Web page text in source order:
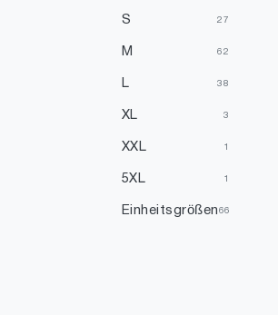
S 27
M 62
L 38
XL 3
XXL 1
5XL 1
Einheitsgrößen 66